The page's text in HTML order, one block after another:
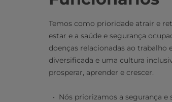
Temos como prioridade atrair e
estar e a saúde e segurança
doenças relacionadas ao
diversificada e uma cultura
prosperar, aprender e crescer.
Nós priorizamos a segurança